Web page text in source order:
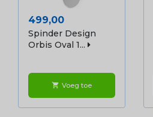
Prijs
499,00
Spinder Design
Orbis Oval 1...
shopping_cart Voeg toe